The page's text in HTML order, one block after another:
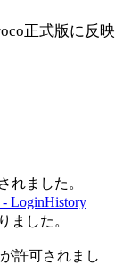
正式版に反映
れました。
LoginHistory
ました。
許可されまし